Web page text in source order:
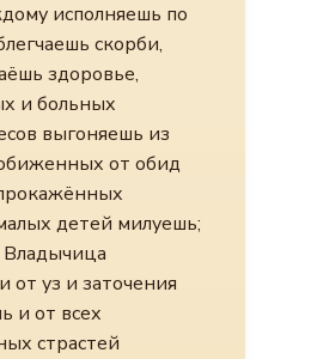
исполняешь по
скорби,
здоровье,
и больных
выгоняешь из
от обид
детей милуешь;
от уз и заточения
и от всех
страстей